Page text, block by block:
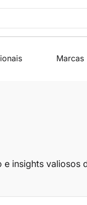
Marcas
insights valiosos